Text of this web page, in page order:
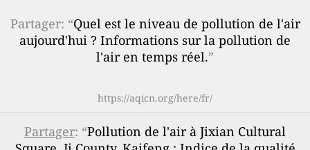
Partager: “Quel est le niveau de pollution de l'air
aujourd'hui ? Informations sur la pollution de
l'air en temps réel.”
https://aqicn.org/here/fr/
Partager: “Pollution de l'air à Jixian Cultural